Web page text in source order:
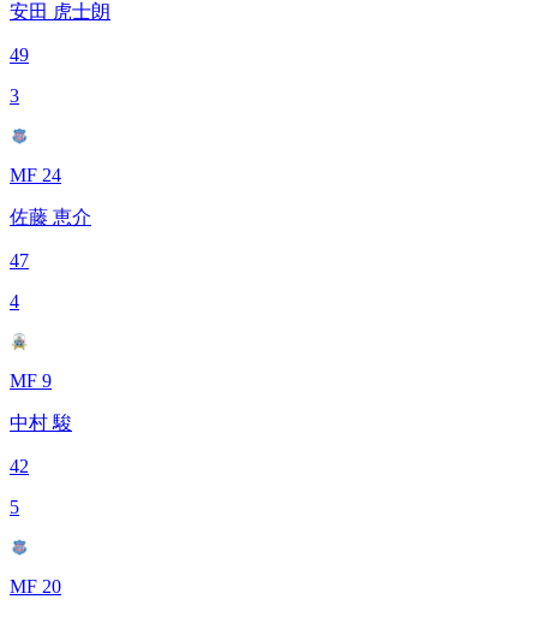
安田 虎士朗
49
3
MF 24
佐藤 恵介
47
4
MF 9
中村 駿
42
5
MF 20